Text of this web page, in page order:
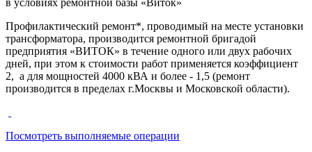
Профилактический ремонт*, проводимый на месте установки
трансформатора, производится ремонтной бригадой
предприятия «ВИТОК» в течение одного или двух рабочих
дней, при этом к стоимости работ применяется коэффициент
2, а для мощностей 4000 кВА и более - 1,5 (ремонт
производится в пределах г.Москвы и Московской области).
Посмотреть выполняемые операции